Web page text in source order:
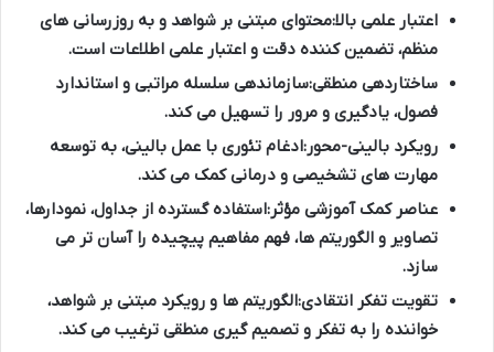
اعتبار علمی بالا:محتوای مبتنی بر شواهد و به روزرسانی های
منظم، تضمین کننده دقت و اعتبار علمی اطلاعات است.
ساختاردهی منطقی:سازماندهی سلسله مراتبی و استاندارد
فصول، یادگیری و مرور را تسهیل می کند.
رویکرد بالینی-محور:ادغام تئوری با عمل بالینی، به توسعه
مهارت های تشخیصی و درمانی کمک می کند.
عناصر کمک آموزشی مؤثر:استفاده گسترده از جداول، نمودارها،
تصاویر و الگوریتم ها، فهم مفاهیم پیچیده را آسان تر می
سازد.
تقویت تفکر انتقادی:الگوریتم ها و رویکرد مبتنی بر شواهد،
خواننده را به تفکر و تصمیم گیری منطقی ترغیب می کند.